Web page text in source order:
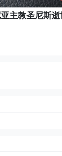
主教圣尼斯